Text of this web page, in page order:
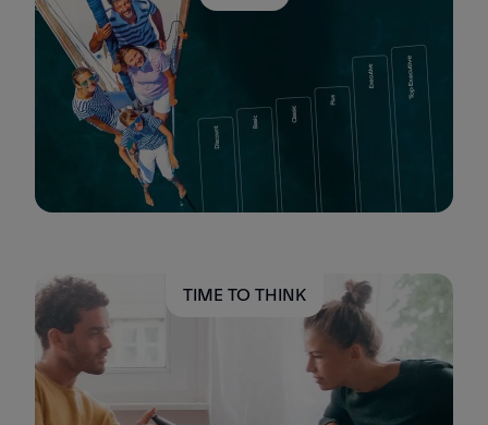
TIME TO THINK